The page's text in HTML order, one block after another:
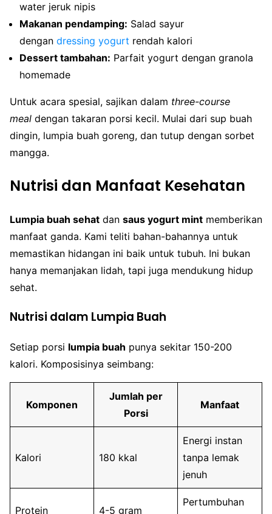
water jeruk nipis
Makanan pendamping: Salad sayur
dengan dressing yogurt rendah kalori
Dessert tambahan: Parfait yogurt dengan granola
homemade
Untuk acara spesial, sajikan dalam three-course
meal dengan takaran porsi kecil. Mulai dari sup buah
dingin, lumpia buah goreng, dan tutup dengan sorbet
mangga.
Nutrisi dan Manfaat Kesehatan
Lumpia buah sehat dan saus yogurt mint memberikan
manfaat ganda. Kami teliti bahan-bahannya untuk
memastikan hidangan ini baik untuk tubuh. Ini bukan
hanya memanjakan lidah, tapi juga mendukung hidup
sehat.
Nutrisi dalam Lumpia Buah
Setiap porsi lumpia buah punya sekitar 150-200
kalori. Komposisinya seimbang:
Komponen
Jumlah per
Porsi
Manfaat
Kalori 180 kkal
Energi instan
tanpa lemak
jenuh
Protein 4-5 gram
Pertumbuhan